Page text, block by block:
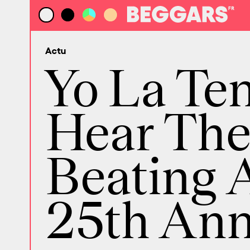
Actu
Yo La
Hear
Beating
25th